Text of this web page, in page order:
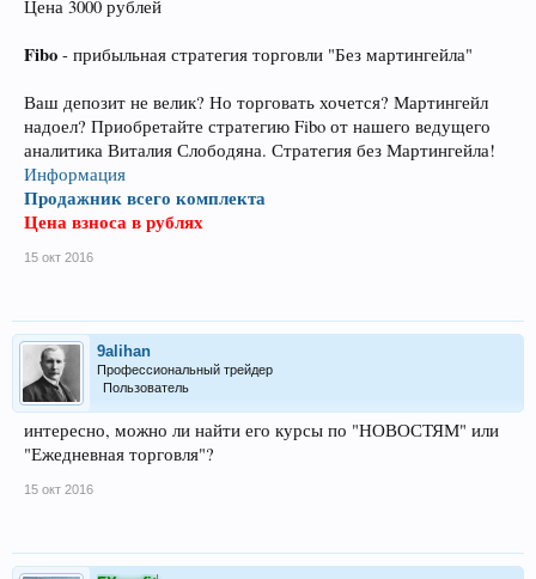
Цена 3000 рублей
Fibo - прибыльная стратегия торговли "Без мартингейла"
Ваш депозит не велик? Но торговать хочется? Мартингейл
надоел? Приобретайте стратегию Fibo от нашего ведущего
аналитика Виталия Слободяна. Стратегия без Мартингейла!
Информация
Продажник всего комплекта
Цена взноса в рублях
15 окт 2016
9alihan
Профессиональный трейдер
Пользователь
интересно, можно ли найти его курсы по "НОВОСТЯМ" или
"Ежедневная торговля"?
15 окт 2016